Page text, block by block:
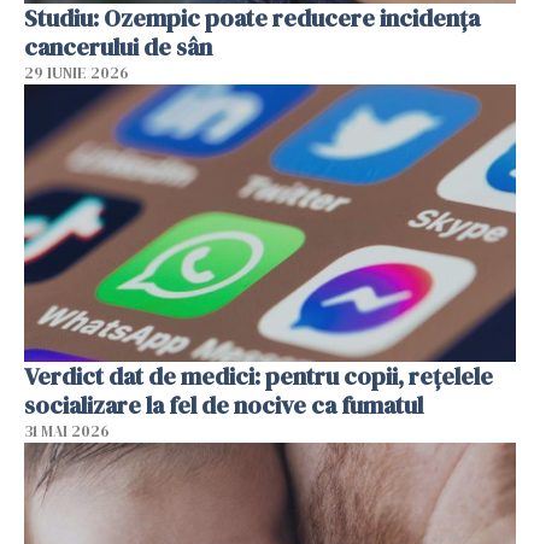
Studiu: Ozempic poate reducere incidența
cancerului de sân
29 IUNIE 2026
Verdict dat de medici: pentru copii, rețelele
socializare la fel de nocive ca fumatul
31 MAI 2026